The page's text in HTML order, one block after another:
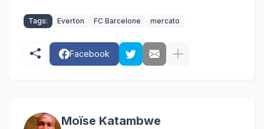
Tags: Everton FC Barcelone mercato
Facebook
Moïse Katambwe